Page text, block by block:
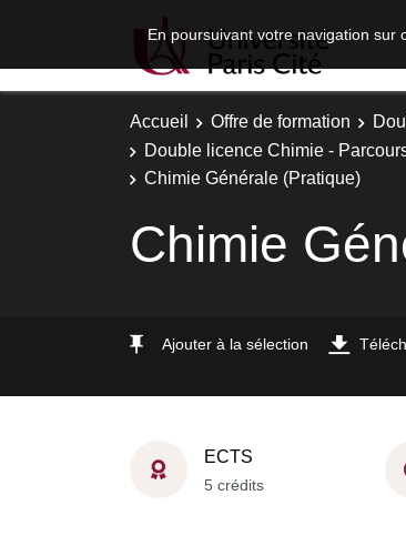
En poursuivant votre navigation sur
Accueil Offre de formation
Double licence Chimie -
Chimie Générale (Pratique)
Chimie
Ajouter à la sélection
ECTS
5 crédits